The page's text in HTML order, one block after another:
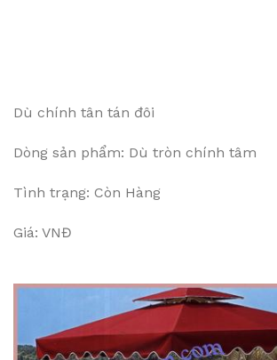
Dù chính tân tán đôi
Dòng sản phẩm: Dù tròn chính tâm
Tình trạng: Còn Hàng
Giá: VNĐ